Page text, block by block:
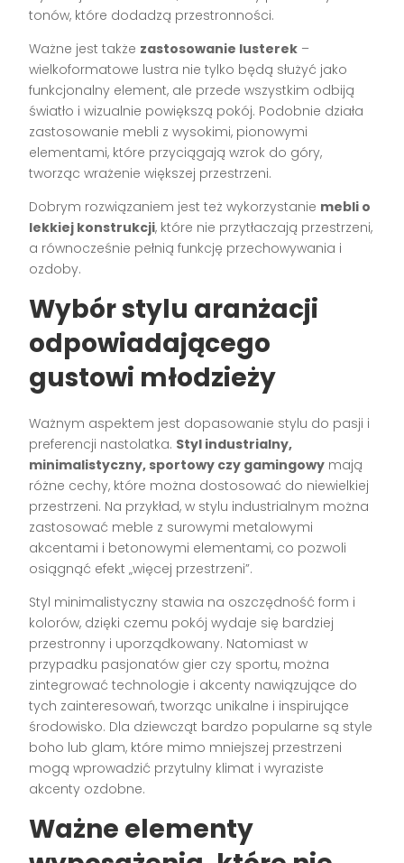
tonów, które dodadzą przestronności.
Ważne jest także zastosowanie lusterek –
wielkoformatowe lustra nie tylko będą służyć jako
funkcjonalny element, ale przede wszystkim odbiją
światło i wizualnie powiększą pokój. Podobnie działa
zastosowanie mebli z wysokimi, pionowymi
elementami, które przyciągają wzrok do góry,
tworząc wrażenie większej przestrzeni.
Dobrym rozwiązaniem jest też wykorzystanie mebli o
lekkiej konstrukcji, które nie przytłaczają przestrzeni,
a równocześnie pełnią funkcję przechowywania i
ozdoby.
Wybór stylu aranżacji
odpowiadającego
gustowi młodzieży
Ważnym aspektem jest dopasowanie stylu do pasji i
preferencji nastolatka. Styl industrialny,
minimalistyczny, sportowy czy gamingowy mają
różne cechy, które można dostosować do niewielkiej
przestrzeni. Na przykład, w stylu industrialnym można
zastosować meble z surowymi metalowymi
akcentami i betonowymi elementami, co pozwoli
osiągnąć efekt „więcej przestrzeni”.
Styl minimalistyczny stawia na oszczędność form i
kolorów, dzięki czemu pokój wydaje się bardziej
przestronny i uporządkowany. Natomiast w
przypadku pasjonatów gier czy sportu, można
zintegrować technologie i akcenty nawiązujące do
tych zainteresowań, tworząc unikalne i inspirujące
środowisko. Dla dziewcząt bardzo popularne są style
boho lub glam, które mimo mniejszej przestrzeni
mogą wprowadzić przytulny klimat i wyraziste
akcenty ozdobne.
Ważne elementy